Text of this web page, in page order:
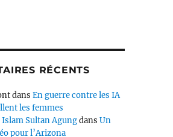
RÉCENTS
dansEn guerre contre les IA
les femmes
Sultan AgungdansUn
pour l’Arizona